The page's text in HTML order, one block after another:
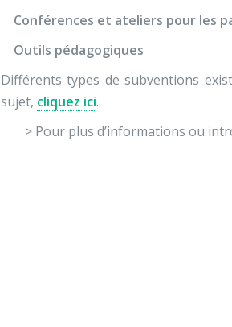
Conférences et ateliers pour les
Outils pédagogiques
Différents types de subventions
sujet, cliquez ici.
> Pour plus d’informations ou